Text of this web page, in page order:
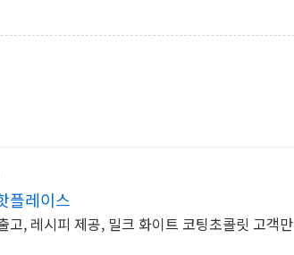
플레이스
고, 레시피 제공, 밀크 화이트 코팅초콜릿 고객만